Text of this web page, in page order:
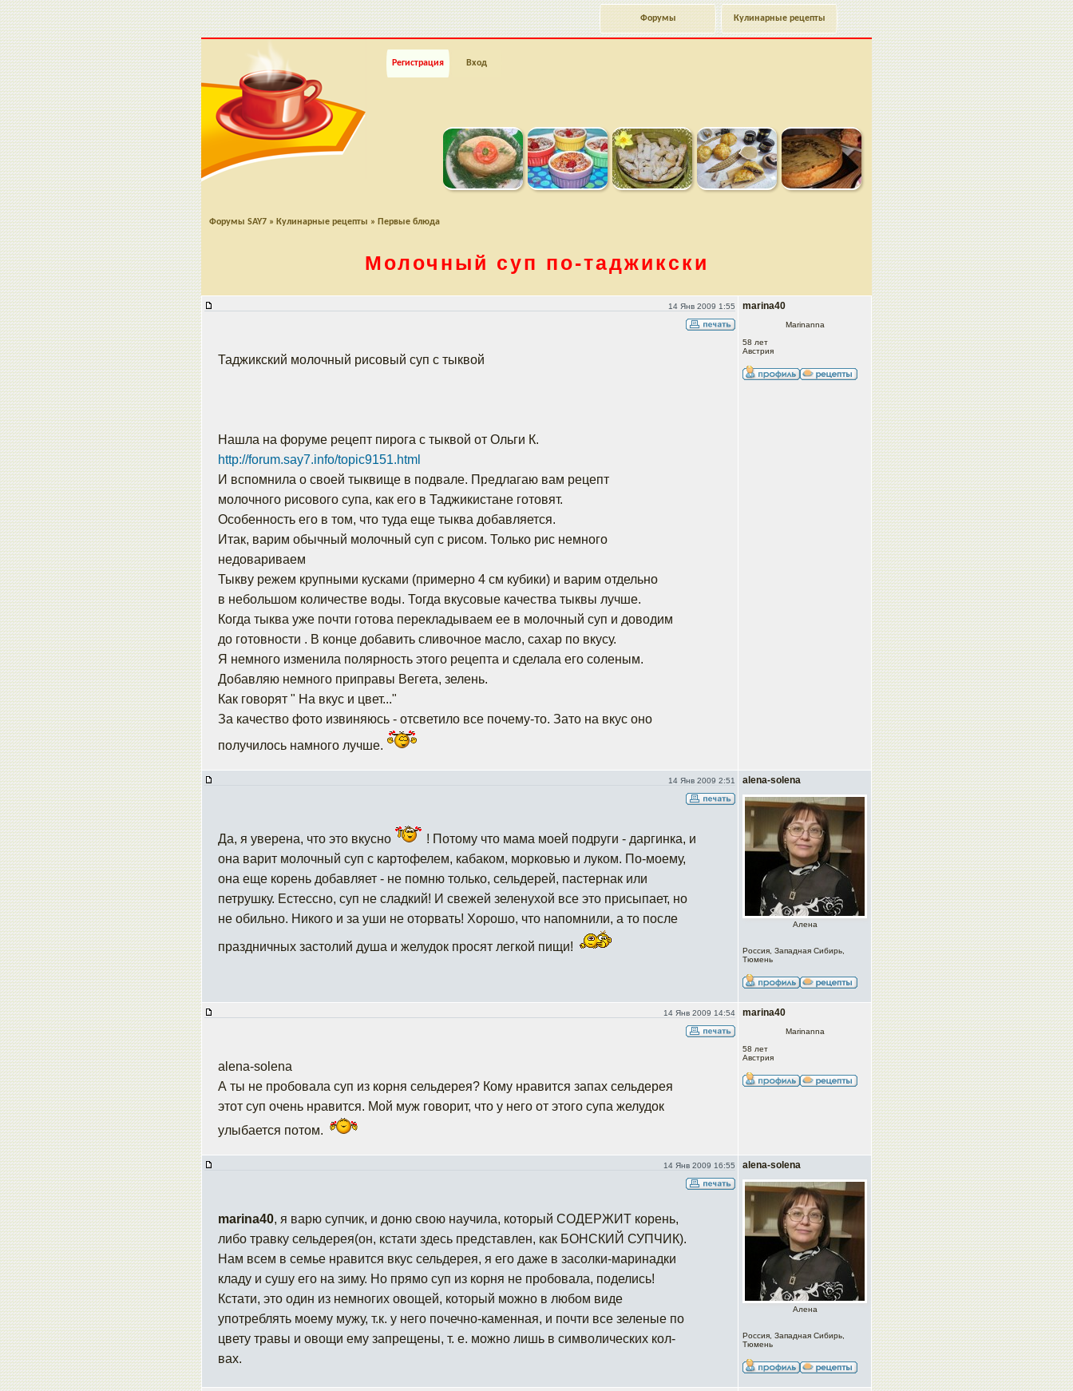
Кулинарные рецепты
Форумы
Регистрация Вход
Форумы SAY7 » Кулинарные рецепты » Первые блюда
Молочный суп по-таджикски
14 Янв 2009 1:55 marina40
Marinanna
58 лет
Австрия
Таджикский молочный рисовый суп с тыквой
Нашла на форуме рецепт пирога с тыквой от Ольги К.
http://forum.say7.info/topic9151.html
И вспомнила о своей тыквище в подвале. Предлагаю вам рецепт
молочного рисового супа, как его в Таджикистане готовят.
Особенность его в том, что туда еще тыква добавляется.
Итак, варим обычный молочный суп с рисом. Только рис немного
недовариваем
Тыкву режем крупными кусками (примерно 4 см кубики) и варим отдельно
в небольшом количестве воды. Тогда вкусовые качества тыквы лучше.
Когда тыква уже почти готова перекладываем ее в молочный суп и доводим
до готовности . В конце добавить сливочное масло, сахар по вкусу.
Я немного изменила полярность этого рецепта и сделала его соленым.
Добавляю немного приправы Вегета, зелень.
Как говорят " На вкус и цвет..."
За качество фото извиняюсь - отсветило все почему-то. Зато на вкус оно
получилось намного лучше.
14 Янв 2009 2:51 alena-solena
Алена
Россия, Западная Сибирь,
Тюмень
Да, я уверена, что это вкусно
! Потому что мама моей подруги - даргинка, и
она варит молочный суп с картофелем, кабаком, морковью и луком. По-моему,
она еще корень добавляет - не помню только, сельдерей, пастернак или
петрушку. Естессно, суп не сладкий! И свежей зеленухой все это присыпает, но
не обильно. Никого и за уши не оторвать! Хорошо, что напомнили, а то после
праздничных застолий душа и желудок просят легкой пищи!
14 Янв 2009 14:54 marina40
Marinanna
58 лет
Австрия
alena-solena
А ты не пробовала суп из корня сельдерея? Кому нравится запах сельдерея
этот суп очень нравится. Мой муж говорит, что у него от этого супа желудок
улыбается потом.
14 Янв 2009 16:55 alena-solena
Алена
Россия, Западная Сибирь,
Тюмень
marina40, я варю супчик, и доню свою научила, который СОДЕРЖИТ корень,
либо травку сельдерея(он, кстати здесь представлен, как БОНСКИЙ СУПЧИК).
Нам всем в семье нравится вкус сельдерея, я его даже в засолки-маринадки
кладу и сушу его на зиму. Но прямо суп из корня не пробовала, поделись!
Кстати, это один из немногих овощей, который можно в любом виде
употреблять моему мужу, т.к. у него почечно-каменная, и почти все зеленые по
цвету травы и овощи ему запрещены, т. е. можно лишь в символических кол-
вах.